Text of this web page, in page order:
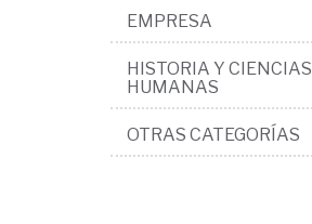
EMPRESA
HISTORIA Y CIENCIAS
HUMANAS
OTRAS CATEGORÍAS